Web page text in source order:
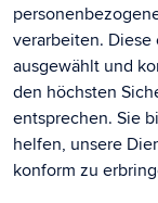
verarbeiten.
ausgewählt und
den höchsten
entsprechen. Sie
helfen, unsere
konform zu